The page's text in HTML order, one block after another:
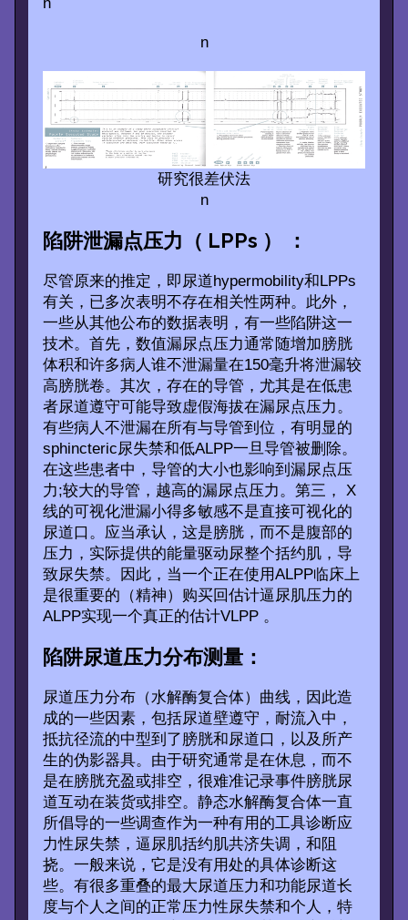
n
研究很差伏法
n
陷阱泄漏点压力（ LPPs ） ：
尽管原来的推定，即尿道hypermobility和LPPs
有关，已多次表明不存在相关性两种。此外，
一些从其他公布的数据表明，有一些陷阱这一
技术。首先，数值漏尿点压力通常随增加膀胱
体积和许多病人谁不泄漏量在150毫升将泄漏较
高膀胱卷。其次，存在的导管，尤其是在低患
者尿道遵守可能导致虚假海拔在漏尿点压力。
有些病人不泄漏在所有与导管到位，有明显的
sphincteric尿失禁和低ALPP一旦导管被删除。
在这些患者中，导管的大小也影响到漏尿点压
力;较大的导管，越高的漏尿点压力。第三， X
线的可视化泄漏小得多敏感不是直接可视化的
尿道口。应当承认，这是膀胱，而不是腹部的
压力，实际提供的能量驱动尿整个括约肌，导
致尿失禁。因此，当一个正在使用ALPP临床上
是很重要的（精神）购买回估计逼尿肌压力的
ALPP实现一个真正的估计VLPP 。
陷阱尿道压力分布测量：
尿道压力分布（水解酶复合体）曲线，因此造
成的一些因素，包括尿道壁遵守，耐流入中，
抵抗径流的中型到了膀胱和尿道口，以及所产
生的伪影器具。由于研究通常是在休息，而不
是在膀胱充盈或排空，很难准记录事件膀胱尿
道互动在装货或排空。静态水解酶复合体一直
所倡导的一些调查作为一种有用的工具诊断应
力性尿失禁，逼尿肌括约肌共济失调，和阻
挠。一般来说，它是没有用处的具体诊断这
些。有很多重叠的最大尿道压力和功能尿道长
度与个人之间的正常压力性尿失禁和个人，特